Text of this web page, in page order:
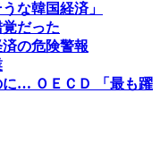
な韓国経済」
だった
済の危険警報
に… ＯＥＣＤ 「最も躍